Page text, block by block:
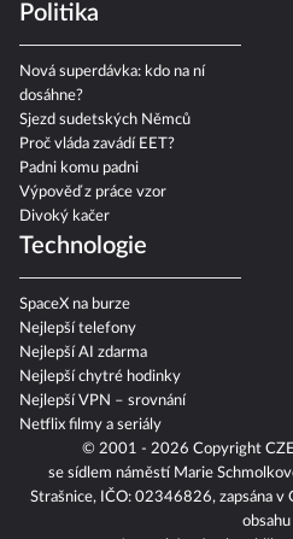
Politika
Nová superdávka: kdo na ní
dosáhne?
Sjezd sudetských Němců
Proč vláda zavádí EET?
Padni komu padni
Výpověď z práce vzor
Divoký kačer
Technologie
SpaceX na burze
Nejlepší telefony
Nejlepší AI zdarma
Nejlepší chytré hodinky
Nejlepší VPN – srovnání
Netflix filmy a seriály
© 2001 - 2026 Copyright
se sídlem náměstí Marie
Strašnice, IČO: 02346826, zapsána v
obsahu